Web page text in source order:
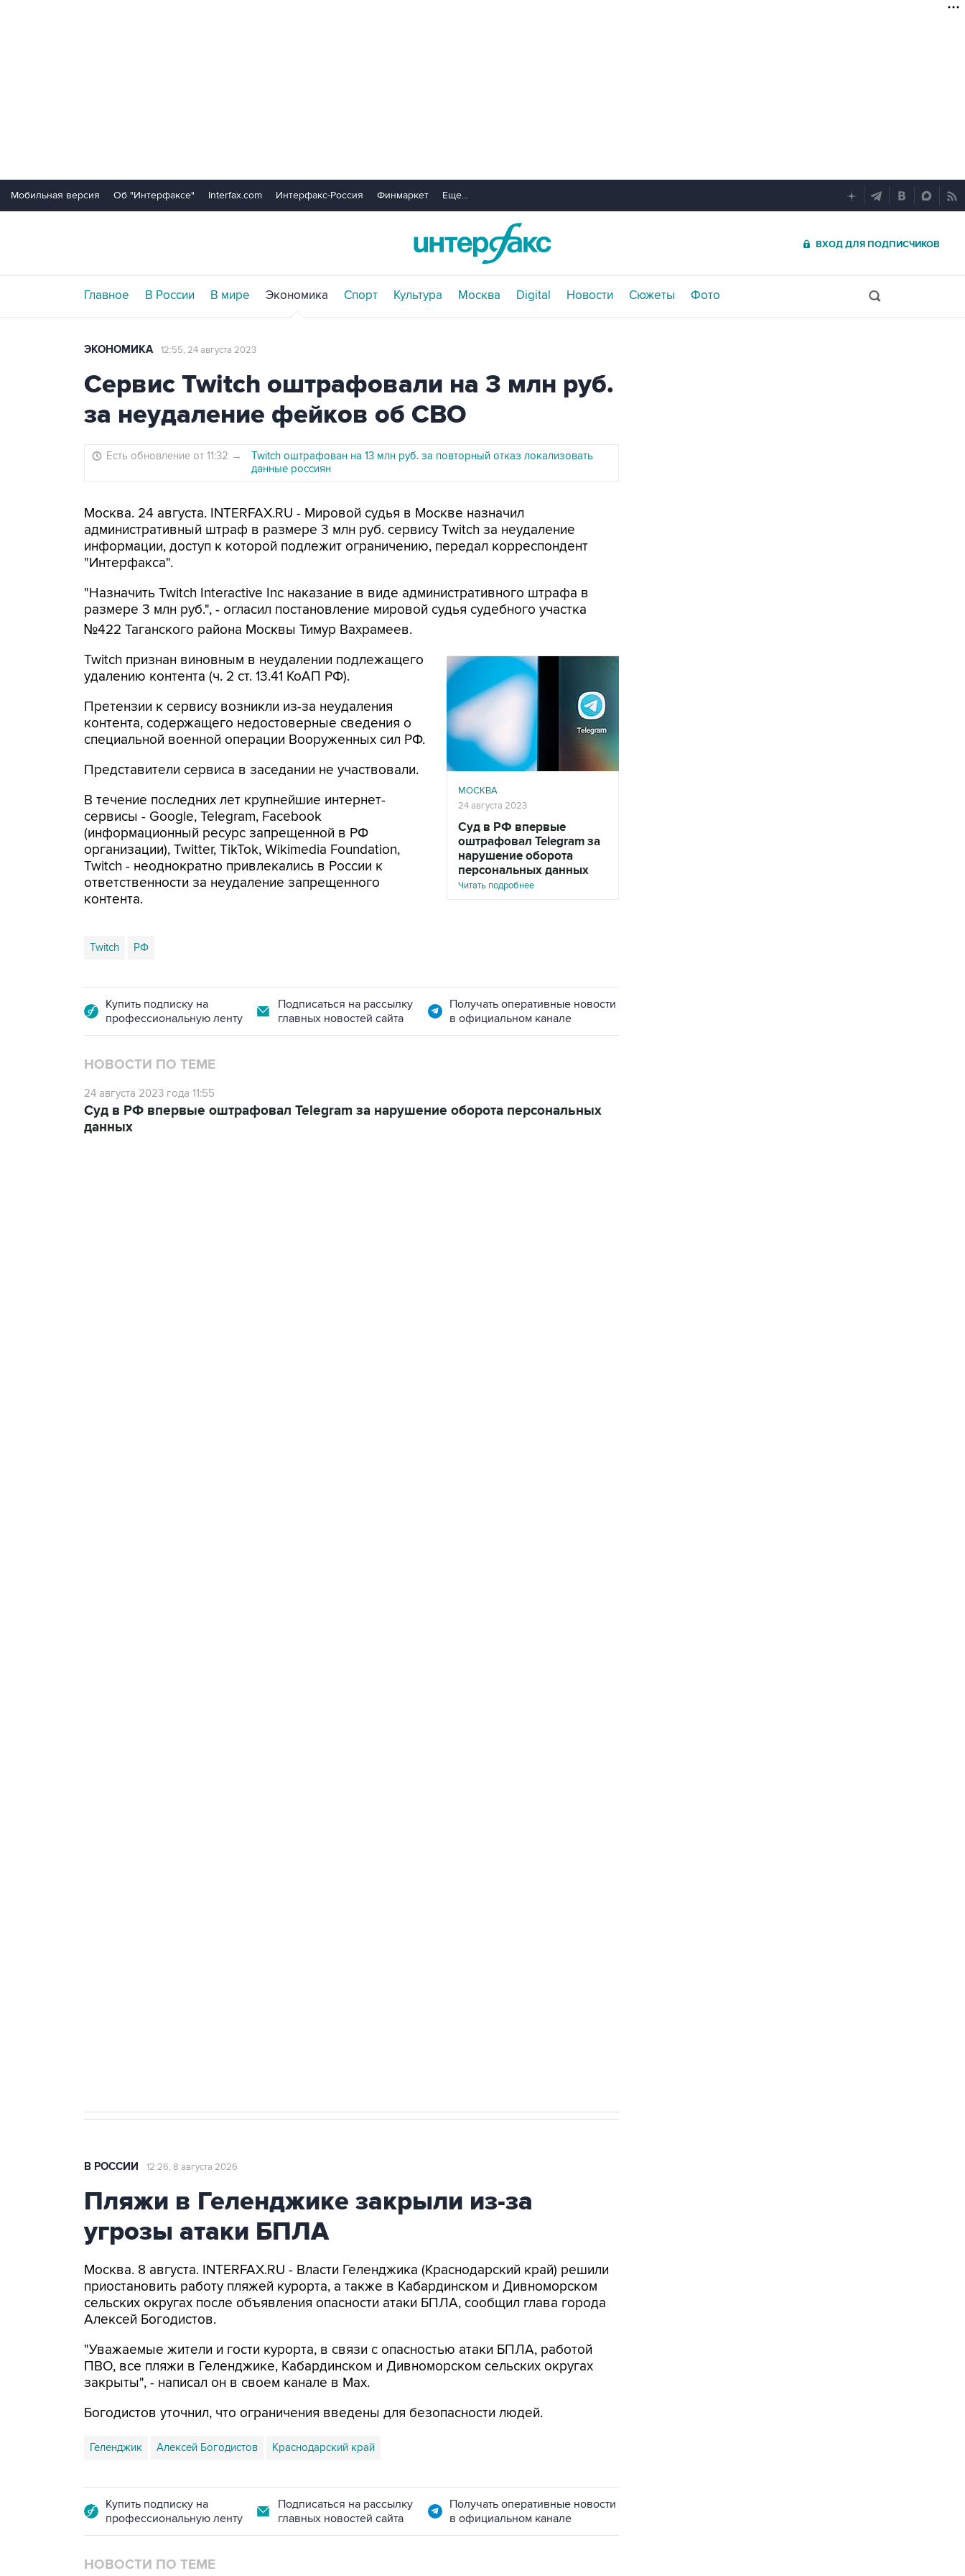
Мобильная версия Об "Интерфаксе" Interfax.com Интерфакс-Россия Финмаркет Еще...
ВХОД ДЛЯ ПОДПИСЧИКОВ
Главное В России В мире Экономика Спорт Культура Москва Digital Новости Сюжеты Фото
ЭКОНОМИКА 12:55, 24 августа 2023
Сервис Twitch оштрафовали на 3 млн руб.
за неудаление фейков об СВО
Есть обновление от 11:32 →
Twitch оштрафован на 13 млн руб. за повторный отказ локализовать
данные россиян
Москва. 24 августа. INTERFAX.RU - Мировой судья в Москве назначил
административный штраф в размере 3 млн руб. сервису Twitch за неудаление
информации, доступ к которой подлежит ограничению, передал корреспондент
"Интерфакса".
"Назначить Twitch Interactive Inc наказание в виде административного штрафа в
размере 3 млн руб.", - огласил постановление мировой судья судебного участка
№422 Таганского района Москвы Тимур Вахрамеев.
МОСКВА
24 августа 2023
Суд в РФ впервые
оштрафовал Telegram за
нарушение оборота
персональных данных
Читать подробнее
Twitch признан виновным в неудалении подлежащего
удалению контента (ч. 2 ст. 13.41 КоАП РФ).
Претензии к сервису возникли из-за неудаления
контента, содержащего недостоверные сведения о
специальной военной операции Вооруженных сил РФ.
Представители сервиса в заседании не участвовали.
В течение последних лет крупнейшие интернет-
сервисы - Google, Telegram, Facebook
(информационный ресурс запрещенной в РФ
организации), Twitter, TikTok, Wikimedia Foundation,
Twitch - неоднократно привлекались в России к
ответственности за неудаление запрещенного
контента.
Twitch РФ
Купить подписку на
профессиональную ленту
Подписаться на рассылку
главных новостей сайта
Получать оперативные новости
в официальном канале
НОВОСТИ ПО ТЕМЕ
24 августа 2023 года 11:55
Суд в РФ впервые оштрафовал Telegram за нарушение оборота персональных
данных
В РОССИИ 12:26, 8 августа 2026
Пляжи в Геленджике закрыли из-за
угрозы атаки БПЛА
Москва. 8 августа. INTERFAX.RU - Власти Геленджика (Краснодарский край) решили
приостановить работу пляжей курорта, а также в Кабардинском и Дивноморском
сельских округах после объявления опасности атаки БПЛА, сообщил глава города
Алексей Богодистов.
"Уважаемые жители и гости курорта, в связи с опасностью атаки БПЛА, работой
ПВО, все пляжи в Геленджике, Кабардинском и Дивноморском сельских округах
закрыты", - написал он в своем канале в Max.
Богодистов уточнил, что ограничения введены для безопасности людей.
Геленджик Алексей Богодистов Краснодарский край
Купить подписку на
профессиональную ленту
Подписаться на рассылку
главных новостей сайта
Получать оперативные новости
в официальном канале
НОВОСТИ ПО ТЕМЕ